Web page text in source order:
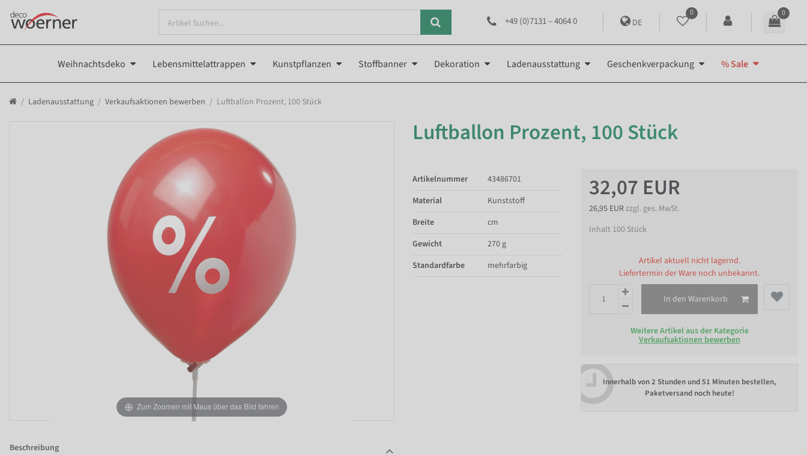
+49 (0)7131 – 4064 0 DE
0 0
Weihnachtsdeko Lebensmittelattrappen Kunstpflanzen Stoffbanner Dekoration Ladenausstattung Geschenkverpackung % Sale
Ladenausstattung Verkaufsaktionen bewerben Luftballon Prozent, 100 Stück
Zum Zoomen mit Maus über das Bild fahren
Luftballon Prozent, 100 Stück
32,07 EUR
26,95 EURzzgl. ges. MwSt.
Inhalt 100 Stück
Artikel aktuell nicht lagernd.
Liefertermin der Ware noch unbekannt.
In den Warenkorb
Weitere Artikel aus der Kategorie
Verkaufsaktionen bewerben
Innerhalb von2 Stunden und 51 Minuten bestellen,
Paketversand noch heute!
Artikelnummer
43486701
Material
Kunststoff
Breite
cm
Gewicht
270 g
Standardfarbe
mehrfarbig
Beschreibung